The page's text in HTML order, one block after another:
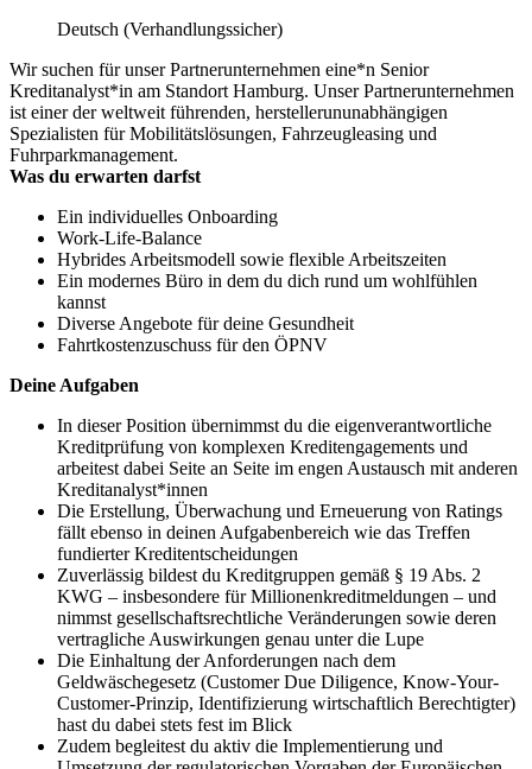
Deutsch (Verhandlungssicher)
Wir suchen für unser Partnerunternehmen eine*n Senior
Kreditanalyst*in am Standort Hamburg. Unser Partnerunternehmen
ist einer der weltweit führenden, herstellerununabhängigen
Spezialisten für Mobilitätslösungen, Fahrzeugleasing und
Fuhrparkmanagement.
Was du erwarten darfst
Ein individuelles Onboarding
Work-Life-Balance
Hybrides Arbeitsmodell sowie flexible Arbeitszeiten
Ein modernes Büro in dem du dich rund um wohlfühlen
kannst
Diverse Angebote für deine Gesundheit
Fahrtkostenzuschuss für den ÖPNV
Deine Aufgaben
In dieser Position übernimmst du die eigenverantwortliche
Kreditprüfung von komplexen Kreditengagements und
arbeitest dabei Seite an Seite im engen Austausch mit anderen
Kreditanalyst*innen
Die Erstellung, Überwachung und Erneuerung von Ratings
fällt ebenso in deinen Aufgabenbereich wie das Treffen
fundierter Kreditentscheidungen
Zuverlässig bildest du Kreditgruppen gemäß § 19 Abs. 2
KWG – insbesondere für Millionenkreditmeldungen – und
nimmst gesellschaftsrechtliche Veränderungen sowie deren
vertragliche Auswirkungen genau unter die Lupe
Die Einhaltung der Anforderungen nach dem
Geldwäschegesetz (Customer Due Diligence, Know-Your-
Customer-Prinzip, Identifizierung wirtschaftlich Berechtigter)
hast du dabei stets fest im Blick
Zudem begleitest du aktiv die Implementierung und